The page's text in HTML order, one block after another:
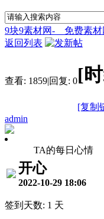
9块9素材网-＿免费素
返回列表
查看: 1859|回复: 0[
[复制
admin
TA的每日心情
开心
2022-10-29 18:06
签到天数: 1 天